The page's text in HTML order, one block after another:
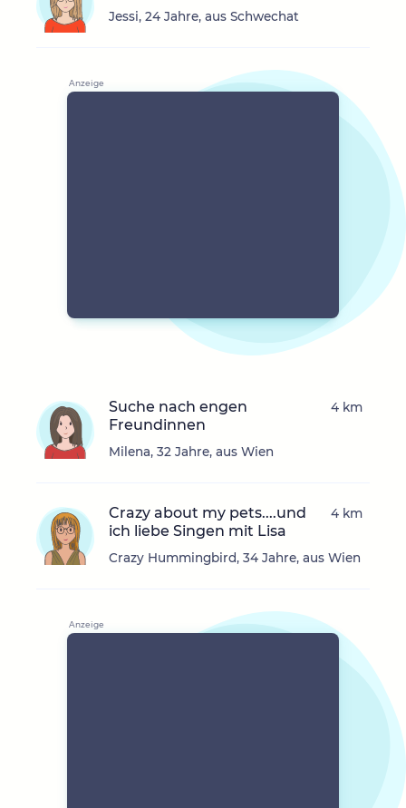
Jessi, 24 Jahre, aus Schwechat
Suche nach engen
Freundinnen
Milena, 32 Jahre, aus Wien
4 km
Crazy about my pets....und
ich liebe Singen mit Lisa
Crazy Hummingbird, 34 Jahre, aus Wien
4 km